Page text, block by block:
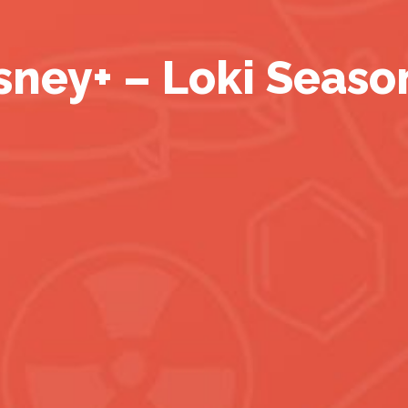
– Loki